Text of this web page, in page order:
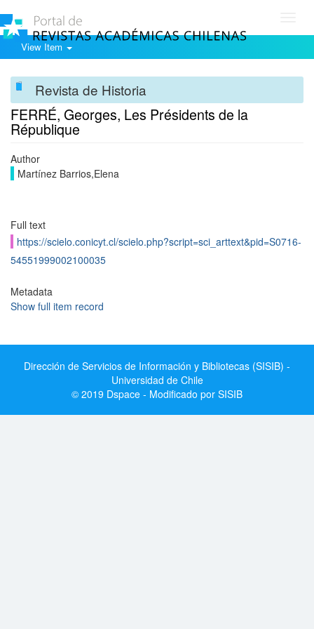
View Item
Revista de Historia
FERRÉ, Georges, Les Présidents de la
République
Author
Martínez Barrios,Elena
Full text
https://scielo.conicyt.cl/scielo.php?script=sci_arttext&pid=S0716-
54551999002100035
Metadata
Show full item record
Dirección de Servicios de Información y Bibliotecas (SISIB) -
Universidad de Chile
© 2019 Dspace - Modificado por SISIB